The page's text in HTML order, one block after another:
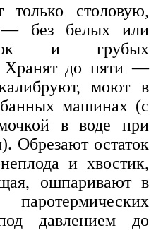
только столовую,
— без белых или
и грубых
Хранят до пяти —
моют в
машинах (с
в воде при
Обрезают остаток
и хвостик,
ошпаривают в
давлением до